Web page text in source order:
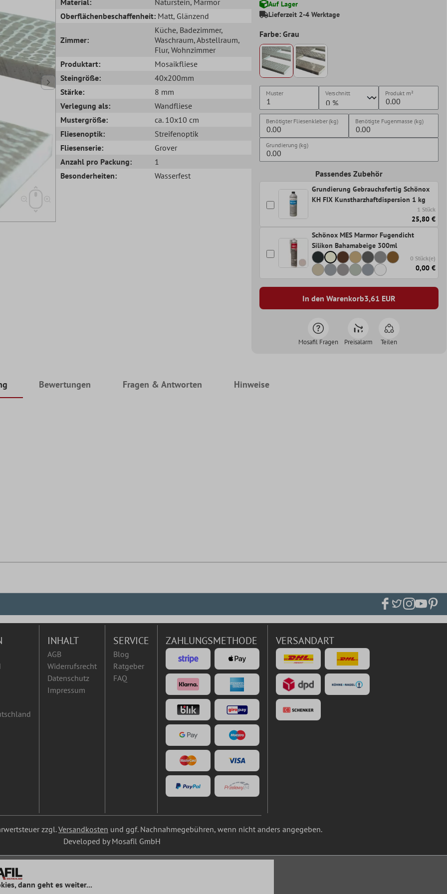
Oberflächenbeschaffenheit: Matt, Glänzend
Zimmer:
Küche, Badezimmer,
Waschraum, Abstellraum,
Flur, Wohnzimmer
Produktart:
Mosaikfliese
Steingröße:
40x200mm
Stärke:
8 mm
Verlegung als:
Wandfliese
Mustergröße:
ca. 10x10 cm
Fliesenoptik:
Streifenoptik
Fliesenserie:
Grover
Anzahl pro Packung:
1
Besonderheiten:
Wasserfest
Auf Lager
Lieferzeit 2-4 Werktage
Farbe: Grau
Muster Verschnitt Produkt m²
Benötigter Fliesenkleber (kg) Benötigte Fugenmasse (kg)
Grundierung (kg)
Passendes Zubehör
Grundierung Gebrauchsfertig Schönox
KH FIX Kunstharzhaftdispersion 1 kg
1 Stück
25,80 €
Schönox MES Marmor Fugendicht
Silikon Bahamabeige 300ml
0 Stück(e)
0,00 €
In den Warenkorb3,61 EUR
Mosafil Fragen Preisalarm Teilen
Bewertungen Fragen & Antworten Hinweise
INHALT
AGB
Widerrufsrecht
Datenschutz
Impressum
SERVICE
Blog
Ratgeber
FAQ
ZAHLUNGSMETHODE VERSANDART
zzgl.Versandkosten und ggf. Nachnahmegebühren, wenn nicht anders angegeben.
Developed by Mosafil GmbH
dann geht es weiter...